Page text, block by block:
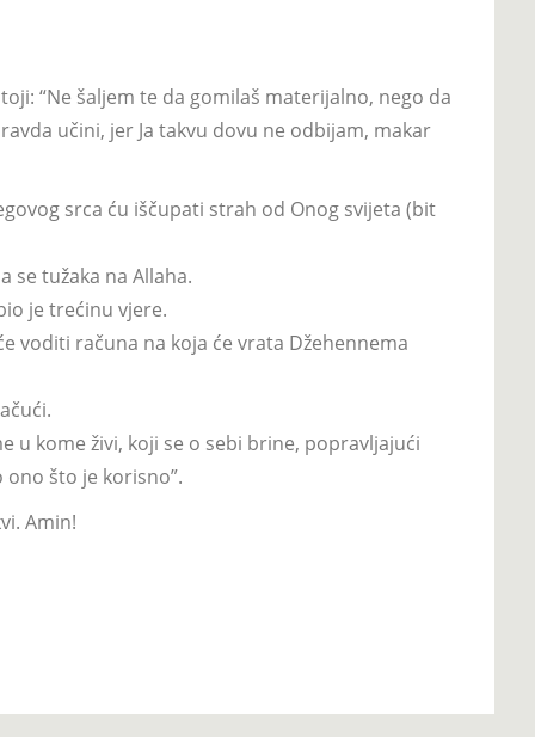
“Ne šaljem te da gomilaš materijalno, nego da
učini, jer Ja takvu dovu ne odbijam, makar
srca ću iščupati strah od Onog svijeta (bit
se tužaka na Allaha.
je trećinu vjere.
voditi računa na koja će vrata Džehennema
u kome živi, koji se o sebi brine, popravljajući
ono što je korisno”.
Amin!